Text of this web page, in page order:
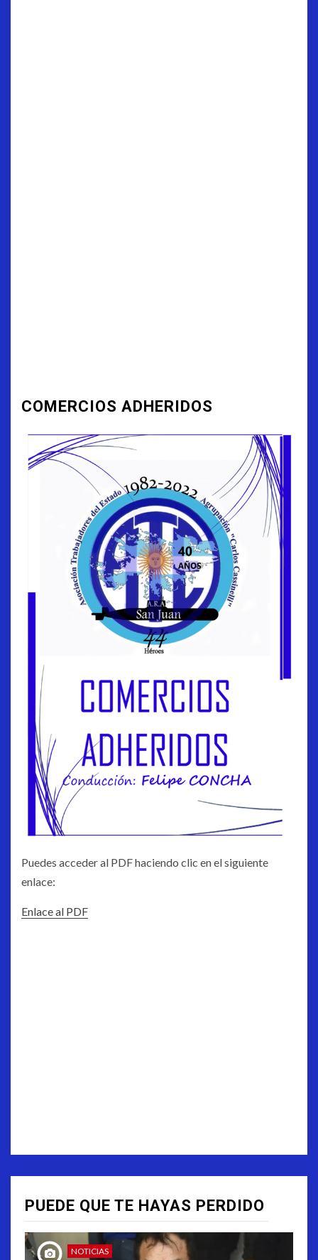
COMERCIOS ADHERIDOS
Puedes acceder al PDF haciendo clic en el siguiente
enlace:
Enlace al PDF
PUEDE QUE TE HAYAS PERDIDO
NOTICIAS